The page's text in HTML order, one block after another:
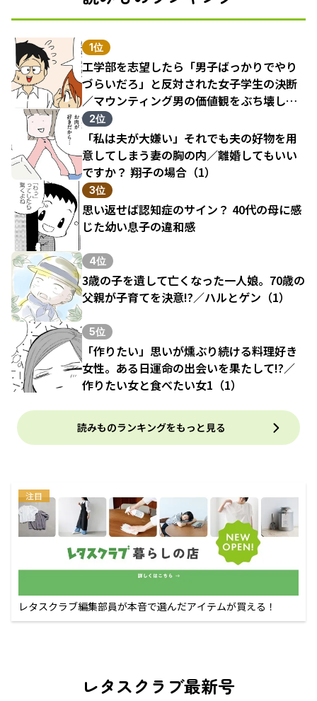
1位
工学部を志望したら「男子ばっかりでやり
づらいだろ」と反対された女子学生の決断
／マウンティング男の価値観をぶち壊した
結果（1）
2位
「私は夫が大嫌い」それでも夫の好物を用
意してしまう妻の胸の内／離婚してもいい
ですか？ 翔子の場合（1）
3位
思い返せば認知症のサイン？ 40代の母に感
じた幼い息子の違和感
4位
3歳の子を遺して亡くなった一人娘。70歳の
父親が子育てを決意!?／ハルとゲン（1）
5位
「作りたい」思いが燻ぶり続ける料理好き
女性。ある日運命の出会いを果たして!?／
作りたい女と食べたい女1（1）
読みものランキングをもっと見る
注目
レタスクラブ編集部員が本音で選んだアイテムが買える！
レタスクラブ最新号